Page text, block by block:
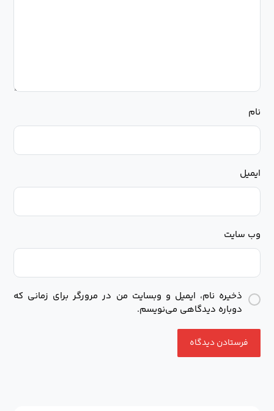
نام
ایمیل
وب‌ سایت
ذخیره نام، ایمیل و وبسایت من در مرورگر برای زمانی که
دوباره دیدگاهی می‌نویسم.